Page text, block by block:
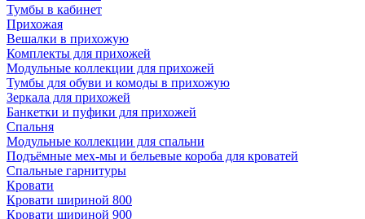
Тумбы в кабинет
Прихожая
Вешалки в прихожую
Комплекты для прихожей
Модульные коллекции для прихожей
Тумбы для обуви и комоды в прихожую
Зеркала для прихожей
Банкетки и пуфики для прихожей
Спальня
Модульные коллекции для спальни
Подъёмные мех-мы и бельевые короба для кроватей
Спальные гарнитуры
Кровати
Кровати шириной 800
Кровати шириной 900